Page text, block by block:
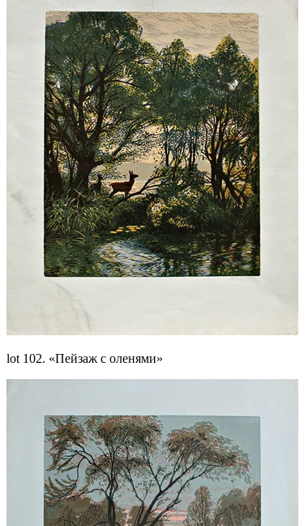
lot 102. «Пейзаж с оленями»